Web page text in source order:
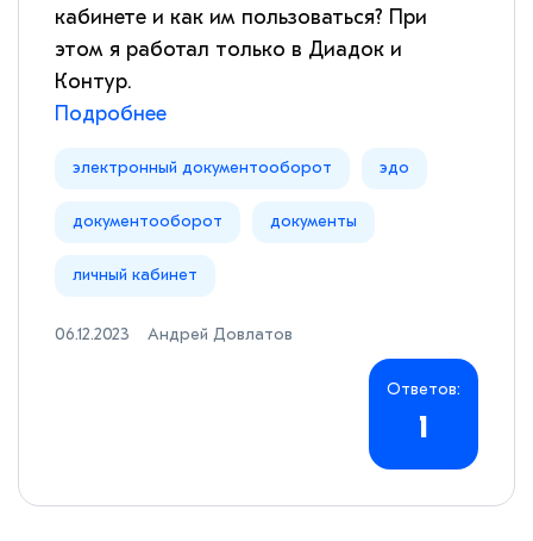
кабинете и как им пользоваться? При
этом я работал только в Диадок и
Контур.
Подробнее
электронный документооборот эдо
документооборот документы
личный кабинет
06.12.2023 Андрей Довлатов
Ответов:
1